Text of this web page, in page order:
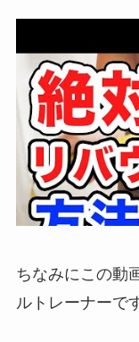
ちなみにこの動
ルトレーナーで